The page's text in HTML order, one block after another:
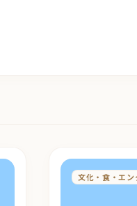
文化・食・エン